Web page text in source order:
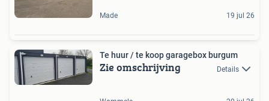
Made 19 jul 26
Te huur / te koop garagebox burgum
Zie omschrijving Details